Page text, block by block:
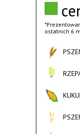
ostatnich 6